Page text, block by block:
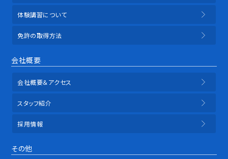
体験講習について
免許の取得方法
会社概要
会社概要＆アクセス
スタッフ紹介
採用情報
その他